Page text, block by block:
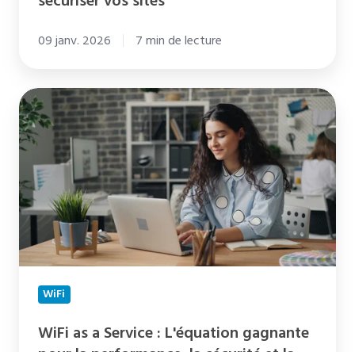
09 janv. 2026 7 min de lecture
WiFi
as
a
Service
:
L'équation
gagnante
pour
performance,
sécurité
WiFi
WiFi as a Service : L'équation gagnante